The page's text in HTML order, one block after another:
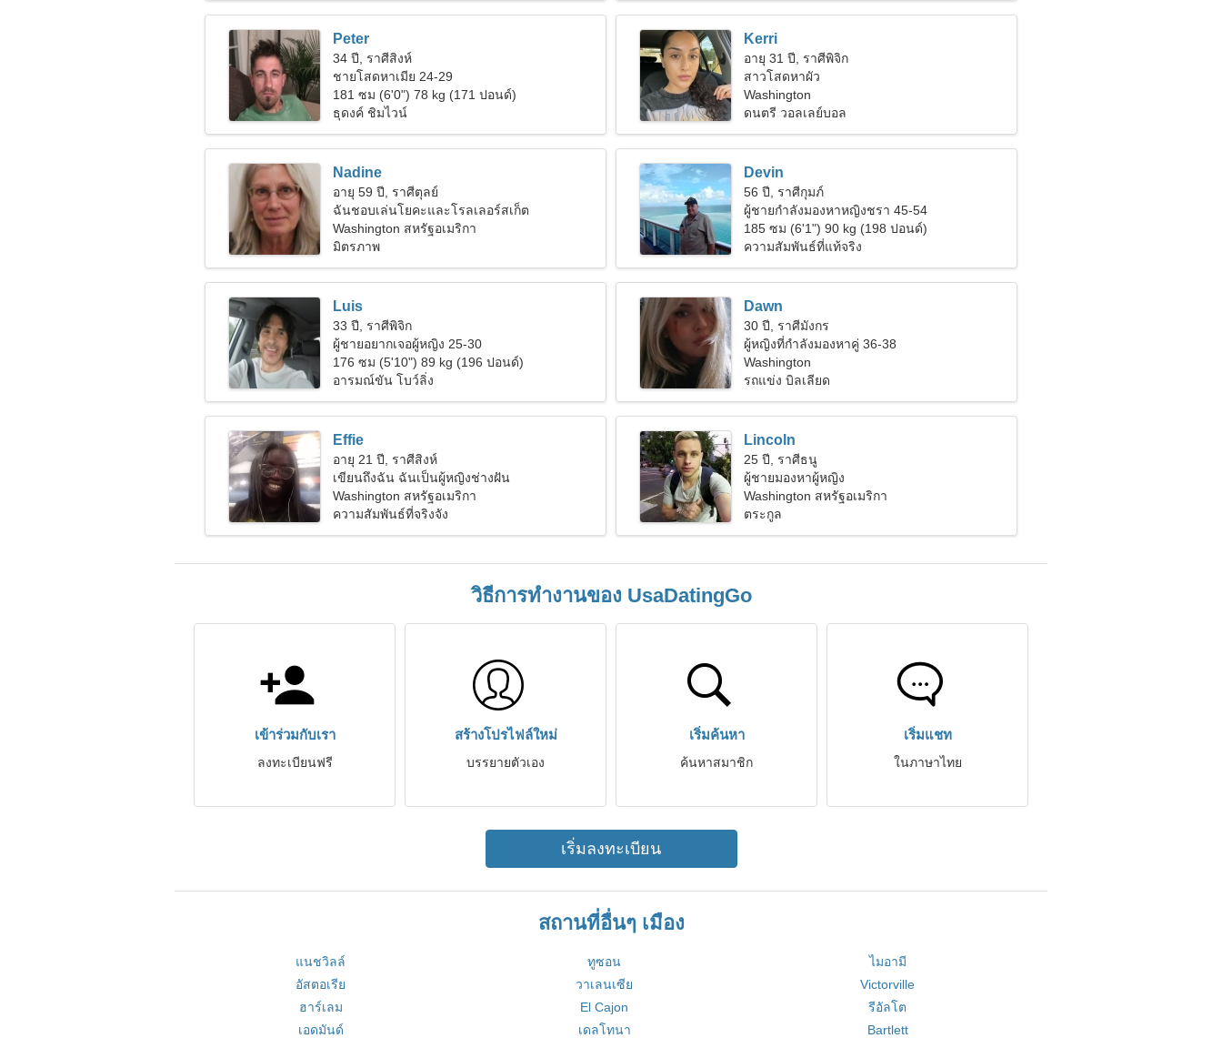
Peter
34 ปี, ราศีสิงห์
ชายโสดหาเมีย 24-29
181 ซม (6'0") 78 kg (171 ปอนด์)
ธุดงค์ ชิมไวน์
Kerri
อายุ 31 ปี, ราศีพิจิก
สาวโสดหาผัว
Washington
ดนตรี วอลเลย์บอล
Nadine
อายุ 59 ปี, ราศีตุลย์
ฉันชอบเล่นโยคะและโรลเลอร์สเก็ต
Washington สหรัฐอเมริกา
มิตรภาพ
Devin
56 ปี, ราศีกุมภ์
ผู้ชายกำลังมองหาหญิงชรา 45-54
185 ซม (6'1") 90 kg (198 ปอนด์)
ความสัมพันธ์ที่แท้จริง
Luis
33 ปี, ราศีพิจิก
ผู้ชายอยากเจอผู้หญิง 25-30
176 ซม (5'10") 89 kg (196 ปอนด์)
อารมณ์ขัน โบว์ลิ่ง
Dawn
30 ปี, ราศีมังกร
ผู้หญิงที่กำลังมองหาคู่ 36-38
Washington
รถแข่ง บิลเลียด
Effie
อายุ 21 ปี, ราศีสิงห์
เขียนถึงฉัน ฉันเป็นผู้หญิงช่างฝัน
Washington สหรัฐอเมริกา
ความสัมพันธ์ที่จริงจัง
Lincoln
25 ปี, ราศีธนู
ผู้ชายมองหาผู้หญิง
Washington สหรัฐอเมริกา
ตระกูล
วิธีการทำงานของ UsaDatingGo
เข้าร่วมกับเรา
ลงทะเบียนฟรี
สร้างโปรไฟล์ใหม่
บรรยายตัวเอง
เริ่มค้นหา
ค้นหาสมาชิก
เริ่มแชท
ในภาษาไทย
เริ่มลงทะเบียน
สถานที่อื่นๆ เมือง
แนชวิลล์ ทูซอน
ไมอามี
อัสตอเรีย
วาเลนเซีย
Victorville
ฮาร์เลม
El Cajon
รีอัลโต
เอดมันด์
เดลโทนา Bartlett